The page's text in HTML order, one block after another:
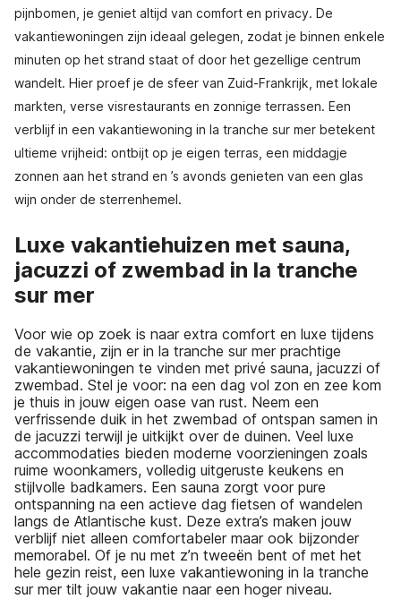
pijnbomen, je geniet altijd van comfort en privacy. De
vakantiewoningen zijn ideaal gelegen, zodat je binnen enkele
minuten op het strand staat of door het gezellige centrum
wandelt. Hier proef je de sfeer van Zuid-Frankrijk, met lokale
markten, verse visrestaurants en zonnige terrassen. Een
verblijf in een vakantiewoning in la tranche sur mer betekent
ultieme vrijheid: ontbijt op je eigen terras, een middagje
zonnen aan het strand en ’s avonds genieten van een glas
wijn onder de sterrenhemel.
Luxe vakantiehuizen met sauna,
jacuzzi of zwembad in la tranche
sur mer
Voor wie op zoek is naar extra comfort en luxe tijdens
de vakantie, zijn er in la tranche sur mer prachtige
vakantiewoningen te vinden met privé sauna, jacuzzi of
zwembad. Stel je voor: na een dag vol zon en zee kom
je thuis in jouw eigen oase van rust. Neem een
verfrissende duik in het zwembad of ontspan samen in
de jacuzzi terwijl je uitkijkt over de duinen. Veel luxe
accommodaties bieden moderne voorzieningen zoals
ruime woonkamers, volledig uitgeruste keukens en
stijlvolle badkamers. Een sauna zorgt voor pure
ontspanning na een actieve dag fietsen of wandelen
langs de Atlantische kust. Deze extra’s maken jouw
verblijf niet alleen comfortabeler maar ook bijzonder
memorabel. Of je nu met z’n tweeën bent of met het
hele gezin reist, een luxe vakantiewoning in la tranche
sur mer tilt jouw vakantie naar een hoger niveau.